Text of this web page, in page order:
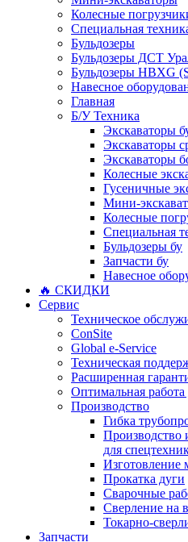
Колесные
Специальная
Бульдозеры
Бульдозеры ДСТ
Бульдозеры HBXG
Навесное
Главная
Б/У Техника
Экскаваторы
Экскаваторы
Экскаваторы
Колесные
Гусеничные
Мини-
Колесные
Специальная
Бульдозеры бу
Запчасти бу
Навесное
🔥 СКИДКИ
Сервис
Техническое
ConSite
Global e-Service
Техническая
Расширенная
Оптимальная работа
Производство
Гибка
Производство
для
Изготовление
Прокатка дуги
Сварочные
Сверление на
Токарно-
Запчасти